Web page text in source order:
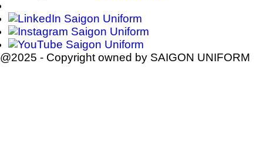
@2025 - Copyright owned by SAIGON UNIFORM